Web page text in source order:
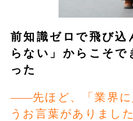
前知識ゼロで飛び込
らない」からこそで
った
先ほど、「業界
うお言葉がありまし